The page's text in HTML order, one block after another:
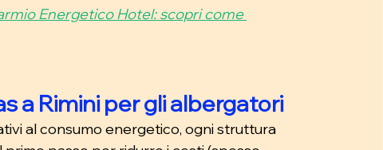
Energetico Hotel: scopri come
a Rimini per gli albergatori
al consumo energetico, ogni struttura